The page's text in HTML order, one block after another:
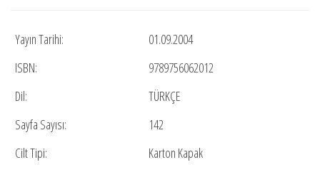
Yayın Tarihi:
01.09.2004
ISBN:
9789756062012
Dil:
TÜRKÇE
Sayfa Sayısı:
142
Cilt Tipi:
Karton Kapak